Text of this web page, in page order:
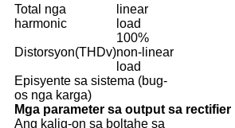
linear
load
Total nga
harmonic
Distorsyon(THDv)
100%
non-linear
load
Episyente sa sistema (bug-
os nga karga)
Mga parameter sa output sa rectifier
Ang kalig-on sa boltahe sa